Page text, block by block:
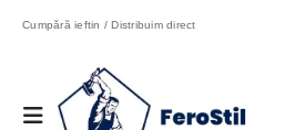
Cumpără ieftin / Distribuim direct